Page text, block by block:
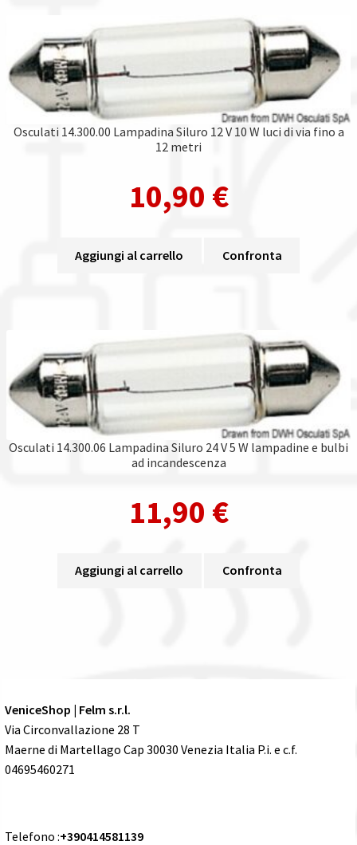
Osculati 14.300.00 Lampadina Siluro 12 V 10 W luci di via fino a
12 metri
10,90 €
Aggiungi al carrello Confronta
Osculati 14.300.06 Lampadina Siluro 24 V 5 W lampadine e bulbi
ad incandescenza
11,90 €
Aggiungi al carrello Confronta
VeniceShop | Felm s.r.l.
Via Circonvallazione 28 T
Maerne di Martellago Cap 30030 Venezia Italia P.i. e c.f.
04695460271
Telefono :+390414581139